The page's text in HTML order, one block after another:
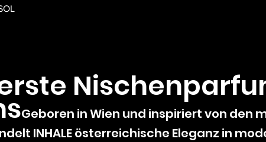
Geboren in Wien und inspiriert von den
INHALE österreichische Eleganz in